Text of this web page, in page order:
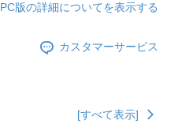
PC版の詳細についてを表示する
カスタマーサービス
[すべて表示]